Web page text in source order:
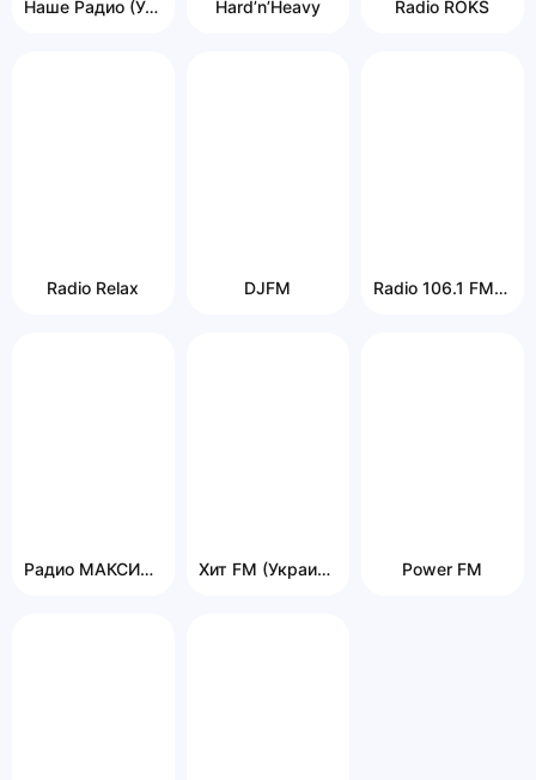
Наше Радио (Украина) Hard’n’Heavy Radio ROKS
Radio Relax DJFM Radio 106.1 FM (Zhytomyr)
Радио МАКСИМУМ Украина Хит FM (Украина) Power FM